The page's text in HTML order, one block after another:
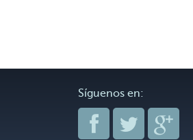
Síguenos en: